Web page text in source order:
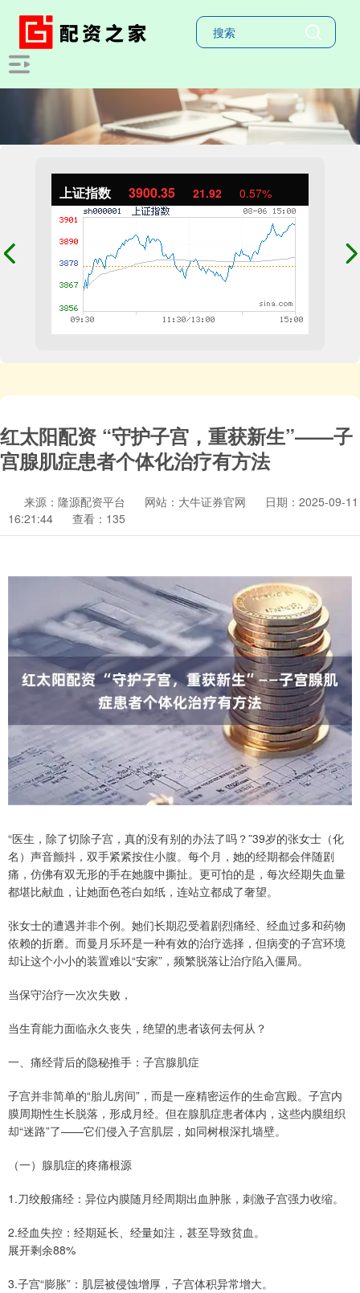
上证指数 3900.35 21.92 0.57%
红太阳配资 “守护子宫，重获新生”——子
宫腺肌症患者个体化治疗有方法
来源：隆源配资平台 网站：大牛证券官网
日期：2025-09-11
16:21:44
查看：135
“医生，除了切除子宫，真的没有别的办法了吗？”39岁的张女士（化
名）声音颤抖，双手紧紧按住小腹。每个月，她的经期都会伴随剧
痛，仿佛有双无形的手在她腹中撕扯。更可怕的是，每次经期失血量
都堪比献血，让她面色苍白如纸，连站立都成了奢望。
张女士的遭遇并非个例。她们长期忍受着剧烈痛经、经血过多和药物
依赖的折磨。而曼月乐环是一种有效的治疗选择，但病变的子宫环境
却让这个小小的装置难以“安家”，频繁脱落让治疗陷入僵局。
当保守治疗一次次失败，
当生育能力面临永久丧失，绝望的患者该何去何从？
一、痛经背后的隐秘推手：子宫腺肌症
子宫并非简单的“胎儿房间”，而是一座精密运作的生命宫殿。子宫内
膜周期性生长脱落，形成月经。但在腺肌症患者体内，这些内膜组织
却“迷路”了——它们侵入子宫肌层，如同树根深扎墙壁。
（一）腺肌症的疼痛根源
1.刀绞般痛经：异位内膜随月经周期出血肿胀，刺激子宫强力收缩。
2.经血失控：经期延长、经量如注，甚至导致贫血。
展开剩余88%
3.子宫“膨胀”：肌层被侵蚀增厚，子宫体积异常增大。